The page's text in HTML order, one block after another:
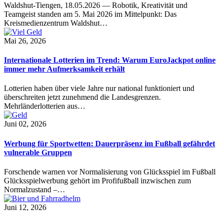
Waldshut-Tiengen, 18.05.2026 — Robotik, Kreativität und
Teamgeist standen am 5. Mai 2026 im Mittelpunkt: Das
Kreismedienzentrum Waldshut…
Mai 26, 2026
Internationale Lotterien im Trend: Warum EuroJackpot online
immer mehr Aufmerksamkeit erhält
Lotterien haben über viele Jahre nur national funktioniert und
überschreiten jetzt zunehmend die Landesgrenzen.
Mehrländerlotterien aus…
Juni 02, 2026
Werbung für Sportwetten: Dauerpräsenz im Fußball gefährdet
vulnerable Gruppen
Forschende warnen vor Normalisierung von Glücksspiel im Fußball
Glücksspielwerbung gehört im Profifußball inzwischen zum
Normalzustand –…
Juni 12, 2026